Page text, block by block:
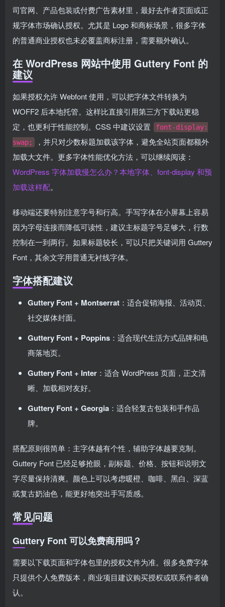
司官网、产品包装或付费广告素材里，最好去作者页面或正
规字体市场确认授权。尤其是 Logo 和商标场景，很多字体
的普通商业授权也未必覆盖商标注册，需要额外确认。
在 WordPress 网站中使用 Guttery Font 的
建议
如果授权允许 Webfont 使用，可以把字体文件转换为
WOFF2 后本地托管。这样比直接引用第三方下载站更稳
定，也更利于性能控制。CSS 中建议设置
font-display:
swap;
，并只对少数标题加载该字体，避免全站页面都额外
加载大文件。更多字体性能优化方法，可以继续阅读：
WordPress 字体加载慢怎么办？本地字体、font-display 和预
加载这样配。
移动端还要特别注意字号和行高。手写字体在小屏幕上容易
因为字母连接而降低可读性，建议主标题字号足够大，行数
控制在一到两行。如果标题较长，可以只把关键词用 Guttery
Font，其余文字用普通无衬线字体。
字体搭配建议
Guttery Font + Montserrat ：适合促销海报、活动页、
社交媒体封面。
Guttery Font + Poppins ：适合现代生活方式品牌和电
商落地页。
Guttery Font + Inter ：适合 WordPress 页面，正文清
晰、加载相对友好。
Guttery Font + Georgia ：适合轻复古包装和手作品
牌。
搭配原则很简单：主字体越有个性，辅助字体越要克制。
Guttery Font 已经足够抢眼，副标题、价格、按钮和说明文
字尽量保持清爽。颜色上可以考虑暖橙、咖啡、黑白、深蓝
或复古奶油色，能更好地突出手写质感。
常见问题
Guttery Font 可以免费商用吗？
需要以下载页面和字体包里的授权文件为准。很多免费字体
只提供个人免费版本，商业项目建议购买授权或联系作者确
认。